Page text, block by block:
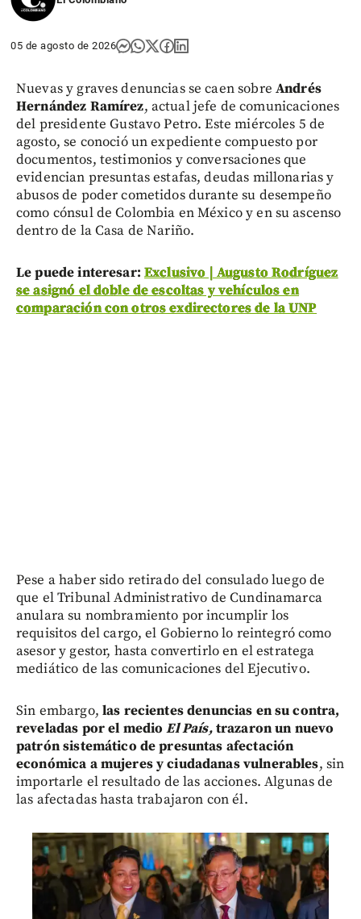
05 de agosto de 2026
Nuevas y graves denuncias se caen sobre Andrés
Hernández Ramírez, actual jefe de comunicaciones
del presidente Gustavo Petro. Este miércoles 5 de
agosto, se conoció un expediente compuesto por
documentos, testimonios y conversaciones que
evidencian presuntas estafas, deudas millonarias y
abusos de poder cometidos durante su desempeño
como cónsul de Colombia en México y en su ascenso
dentro de la Casa de Nariño.
Le puede interesar: Exclusivo | Augusto Rodríguez
se asignó el doble de escoltas y vehículos en
comparación con otros exdirectores de la UNP
Pese a haber sido retirado del consulado luego de
que el Tribunal Administrativo de Cundinamarca
anulara su nombramiento por incumplir los
requisitos del cargo, el Gobierno lo reintegró como
asesor y gestor, hasta convertirlo en el estratega
mediático de las comunicaciones del Ejecutivo.
Sin embargo, las recientes denuncias en su contra,
reveladas por el medioEl País,trazaron un nuevo
patrón sistemático de presuntas afectación
económica a mujeres y ciudadanas vulnerables, sin
importarle el resultado de las acciones. Algunas de
las afectadas hasta trabajaron con él.